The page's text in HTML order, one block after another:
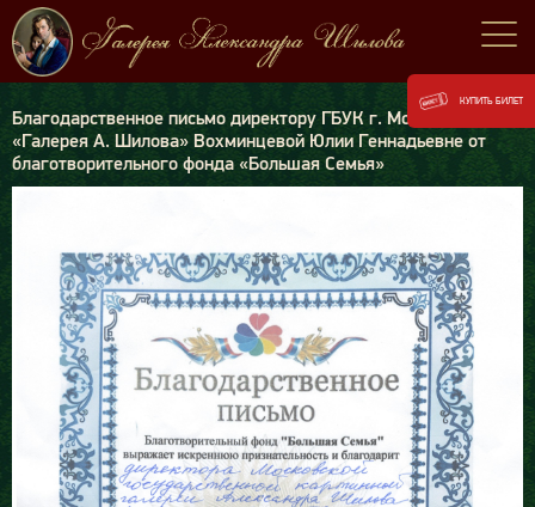
Благодарственное письмо директору ГБУК г. Москвы
«Галерея А. Шилова» Вохминцевой Юлии Геннадьевне от
благотворительного фонда «Большая Семья»
КУПИТЬ БИЛЕТ